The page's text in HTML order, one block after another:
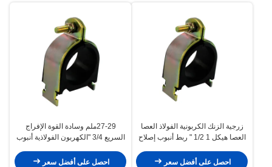
زرجية الزنك الكربونية الفولاذ العصا
العصا هيكل 1 1/2 " ربط أنبوب إصلاح
احصل على أفضل سعر
27-29ملم وسادة القوة الإفراج
السريع 3/4 "الكهربون الفولاذية أنبوب
احصل على أفضل سعر